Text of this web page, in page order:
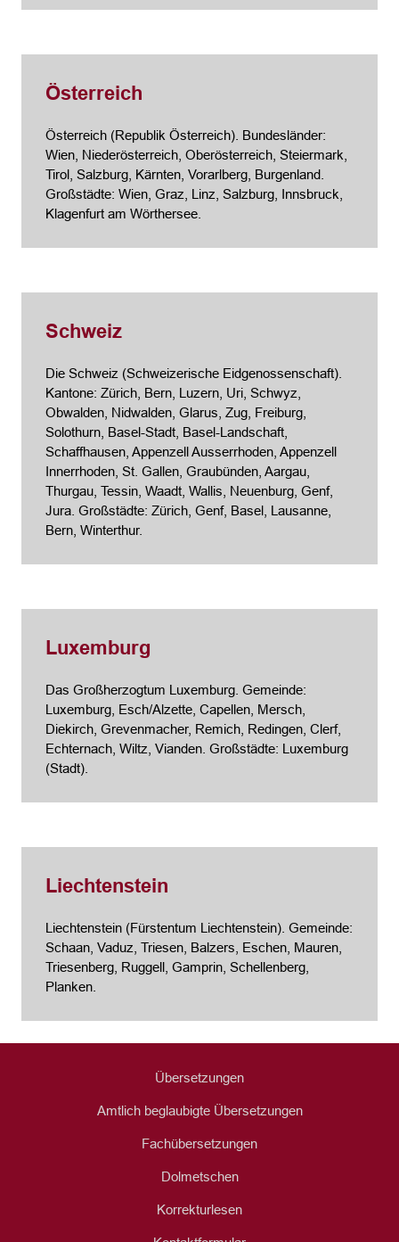
Österreich
Österreich (Republik Österreich). Bundesländer:
Wien, Nieder­österreich, Ober­österreich, Steier­mark,
Tirol, Salzburg, Kärnten, Vorarl­berg, Burgen­land.
Großstädte: Wien, Graz, Linz, Salzburg, Innsbruck,
Klagenfurt am Wörthersee.
Schweiz
Die Schweiz (Schweizerische Eidgenossenschaft).
Kantone: Zürich, Bern, Luzern, Uri, Schwyz,
Obwalden, Nidwalden, Glarus, Zug, Freiburg,
Solothurn, Basel-Stadt, Basel-Landschaft,
Schaffhausen, Appenzell Ausserrhoden, Appenzell
Innerrhoden, St. Gallen, Graubünden, Aargau,
Thurgau, Tessin, Waadt, Wallis, Neuenburg, Genf,
Jura. Großstädte: Zürich, Genf, Basel, Lausanne,
Bern, Winterthur.
Luxemburg
Das Großherzogtum Luxemburg. Gemeinde:
Luxemburg, Esch/Alzette, Capellen, Mersch,
Diekirch, Grevenmacher, Remich, Redingen, Clerf,
Echternach, Wiltz, Vianden. Großstädte: Luxemburg
(Stadt).
Liechtenstein
Liechtenstein (Fürstentum Liechtenstein). Gemeinde:
Schaan, Vaduz, Triesen, Balzers, Eschen, Mauren,
Triesenberg, Ruggell, Gamprin, Schellenberg,
Planken.
Übersetzungen
Amtlich beglaubigte Übersetzungen
Fachübersetzungen
Dolmetschen
Korrekturlesen